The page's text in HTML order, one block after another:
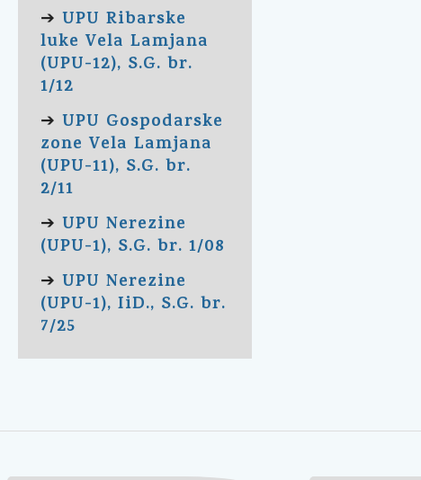
➔ UPU Ribarske
luke Vela Lamjana
(UPU-12), S.G. br.
1/12
➔ UPU Gospodarske
zone Vela Lamjana
(UPU-11), S.G. br.
2/11
➔ UPU Nerezine
(UPU-1), S.G. br. 1/08
➔ UPU Nerezine
(UPU-1), IiD., S.G. br.
7/25